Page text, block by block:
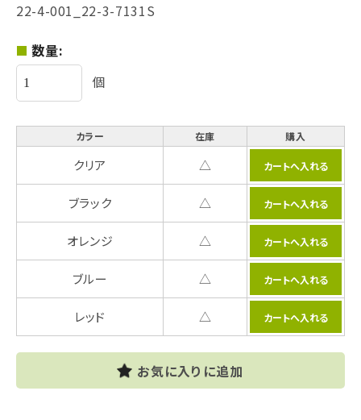
22-4-001_22-3-7131S
数量:
個
カラー 在庫 購入
クリア △
ブラック △
オレンジ △
ブルー △
レッド △
お気に入りに追加